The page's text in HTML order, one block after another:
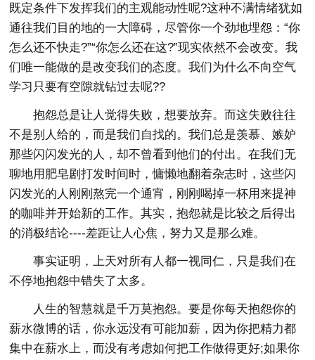
既定条件下发挥我们的主观能动性呢?这种不满情绪犹如
通往我们目的地的一大障碍，尽管你一个劲地埋怨：“你
怎么还不快走?”“你怎么还在这?”现实依然不会改变。我
们唯一能做的是改变我们的态度。我们为什么不向空气
学习只要有空隙就钻过去呢??
抱怨总是让人觉得失败，想要放弃。而这失败往往
不是别人给的，而是我们自找的。我们总是羡慕、嫉妒
那些闪闪发光的人，却不曾看到他们的付出。在我们无
聊地用肥皂剧打发时间时，慵懒地翻着杂志时，这些闪
闪发光的人刚刚熬完一个通宵，刚刚喝掉一杯用来提神
的咖啡并开始新的工作。其实，抱怨就是比较之后得出
的消极结论----差距让人心焦，努力又是那么难。
事实证明，上天对所有人都一视同仁，只是我们在
不停地抱怨中错失了太多。
人生的智慧就是千万莫抱怨。要是你每天抱怨你的
薪水微博的话，你永远没有可能加薪，因为你把精力都
集中在薪水上，而没有考虑如何把工作做得更好;如果你